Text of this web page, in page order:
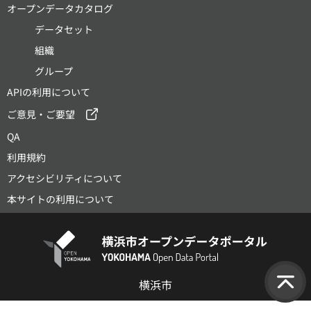
オープンデータカタログ
データセット
組織
グループ
APIの利用について
ご意見・ご要望
QA
利用規約
アクセシビリティについて
本サイトの利用について
横浜市